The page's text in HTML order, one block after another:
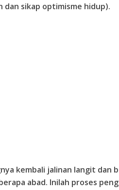
dan sikap optimisme hidup).
kembali jalinan langit dan
abad. Inilah proses